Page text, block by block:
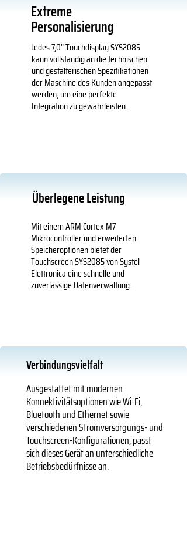
Extreme
Personalisierung
Jedes 7,0” Touchdisplay SYS2085
kann vollständig an die technischen
und gestalterischen Spezifikationen
der Maschine des Kunden angepasst
werden, um eine perfekte
Integration zu gewährleisten.
Überlegene Leistung
Mit einem ARM Cortex M7
Mikrocontroller und erweiterten
Speicheroptionen bietet der
Touchscreen SYS2085 von Systel
Elettronica eine schnelle und
zuverlässige Datenverwaltung.
Verbindungsvielfalt
Ausgestattet mit modernen
Konnektivitätsoptionen wie Wi-Fi,
Bluetooth und Ethernet sowie
verschiedenen Stromversorgungs- und
Touchscreen-Konfigurationen, passt
sich dieses Gerät an unterschiedliche
Betriebsbedürfnisse an.